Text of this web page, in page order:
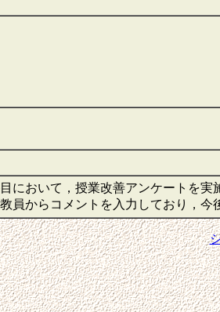
において，授業改善アンケートを
員からコメントを入力しており，